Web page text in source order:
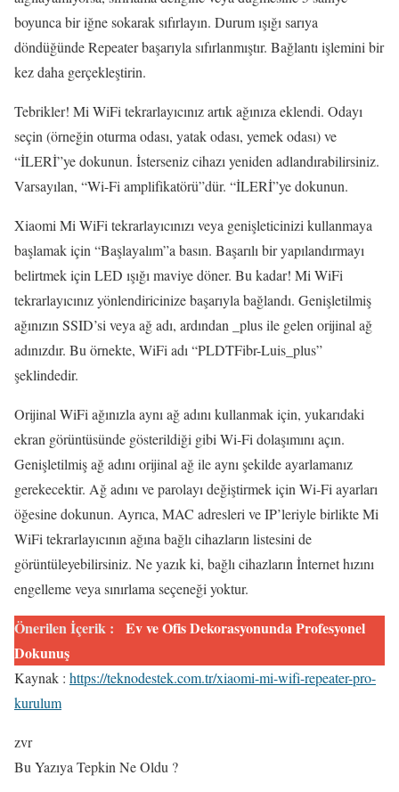
boyunca bir iğne sokarak sıfırlayın. Durum ışığı sarıya
döndüğünde Repeater başarıyla sıfırlanmıştır. Bağlantı işlemini bir
kez daha gerçekleştirin.
Tebrikler! Mi WiFi tekrarlayıcınız artık ağınıza eklendi. Odayı
seçin (örneğin oturma odası, yatak odası, yemek odası) ve
“İLERİ”ye dokunun. İsterseniz cihazı yeniden adlandırabilirsiniz.
Varsayılan, “Wi-Fi amplifikatörü”dür. “İLERİ”ye dokunun.
Xiaomi Mi WiFi tekrarlayıcınızı veya genişleticinizi kullanmaya
başlamak için “Başlayalım”a basın. Başarılı bir yapılandırmayı
belirtmek için LED ışığı maviye döner. Bu kadar! Mi WiFi
tekrarlayıcınız yönlendiricinize başarıyla bağlandı. Genişletilmiş
ağınızın SSID’si veya ağ adı, ardından _plus ile gelen orijinal ağ
adınızdır. Bu örnekte, WiFi adı “PLDTFibr-Luis_plus”
şeklindedir.
Orijinal WiFi ağınızla aynı ağ adını kullanmak için, yukarıdaki
ekran görüntüsünde gösterildiği gibi Wi-Fi dolaşımını açın.
Genişletilmiş ağ adını orijinal ağ ile aynı şekilde ayarlamanız
gerekecektir. Ağ adını ve parolayı değiştirmek için Wi-Fi ayarları
öğesine dokunun. Ayrıca, MAC adresleri ve IP’leriyle birlikte Mi
WiFi tekrarlayıcının ağına bağlı cihazların listesini de
görüntüleyebilirsiniz. Ne yazık ki, bağlı cihazların İnternet hızını
engelleme veya sınırlama seçeneği yoktur.
Önerilen İçerik :
Ev ve Ofis Dekorasyonunda Profesyonel
Dokunuş
Kaynak : https://teknodestek.com.tr/xiaomi-mi-wifi-repeater-pro-
kurulum
zvr
Bu Yazıya Tepkin Ne Oldu ?